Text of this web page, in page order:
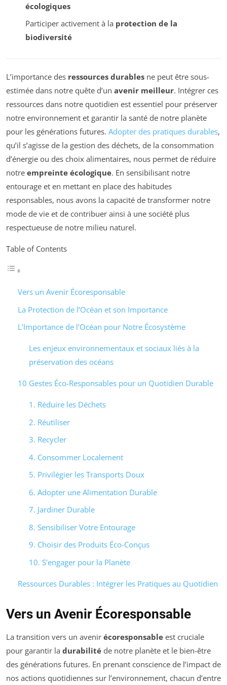
écologiques
Participer activement à la protection de la
biodiversité
L’importance des ressources durables ne peut être sous-
estimée dans notre quête d’un avenir meilleur. Intégrer ces
ressources dans notre quotidien est essentiel pour préserver
notre environnement et garantir la santé de notre planète
pour les générations futures. Adopter des pratiques durables,
qu’il s’agisse de la gestion des déchets, de la consommation
d’énergie ou des choix alimentaires, nous permet de réduire
notre empreinte écologique. En sensibilisant notre
entourage et en mettant en place des habitudes
responsables, nous avons la capacité de transformer notre
mode de vie et de contribuer ainsi à une société plus
respectueuse de notre milieu naturel.
Table of Contents
Vers un Avenir Écoresponsable
La Protection de l’Océan et son Importance
L’Importance de l’Océan pour Notre Écosystème
Les enjeux environnementaux et sociaux liés à la
préservation des océans
10 Gestes Éco-Responsables pour un Quotidien Durable
1. Réduire les Déchets
2. Réutiliser
3. Recycler
4. Consommer Localement
5. Privilégier les Transports Doux
6. Adopter une Alimentation Durable
7. Jardiner Durable
8. Sensibiliser Votre Entourage
9. Choisir des Produits Éco-Conçus
10. S’engager pour la Planète
Ressources Durables : Intégrer les Pratiques au Quotidien
Vers un Avenir Écoresponsable
La transition vers un avenir écoresponsable est cruciale
pour garantir la durabilité de notre planète et le bien-être
des générations futures. En prenant conscience de l’impact de
nos actions quotidiennes sur l’environnement, chacun d’entre